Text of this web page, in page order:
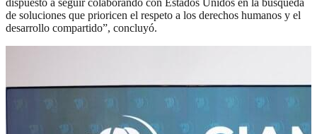
de soluciones que prioricen el respeto a los derechos humanos y el
desarrollo compartido”, concluyó.